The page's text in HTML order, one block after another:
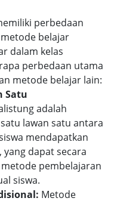
perbedaan
belajar
dalam kelas
perbedaan utama
metode belajar lain:
Satu
adalah
lawan satu antara
mendapatkan
dapat secara
pembelajaran
siswa.
Metode